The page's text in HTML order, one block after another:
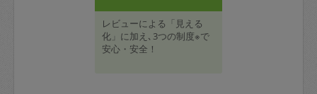
レビューによる「見える
化」に加え､3つの制度※で
安心・安全！